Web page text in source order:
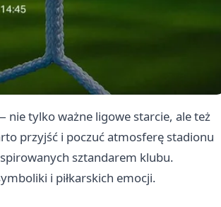
nie tylko ważne ligowe starcie, ale też
przyjść i poczuć atmosferę stadionu
sztandarem klubu.
i piłkarskich emocji.